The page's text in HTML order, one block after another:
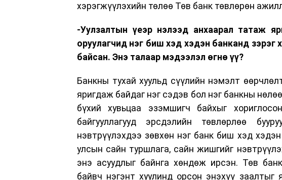
хэрэгжүүлэхийн төлөө Төв банк төвлөрөн
-Уулзалтын үеэр нэлээд анхаарал татаж
оруулагчид нэг биш хэд хэдэн банканд зэрэг
байсан. Энэ талаар мэдээлэл өгнө үү?
Банкны тухай хуульд сүүлийн нэмэлт
яригдаж байдаг нэг сэдэв бол нэг банкны
бүхий хувьцаа эзэмшигч байхыг
байгууллагууд эрсдэлийн төвлөрлөө
нэвтрүүлэхдээ зөвхөн нэг банк биш хэд
улсын сайн туршлага, сайн жишгийг
энэ асуудлыг байнга хөндөж ирсэн. Төв
байвч нэгэнт хуулинд орсон энэхүү заалтыг